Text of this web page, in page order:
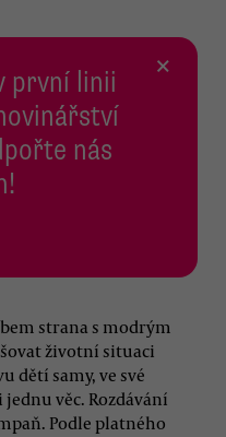
první linii
nás
×
strana s modrým
životní situaci
dětí samy, ve své
věc. Rozdávání
Podle platného